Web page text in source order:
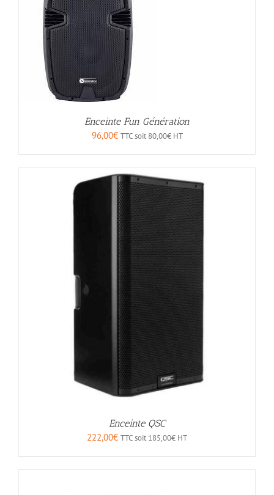
Enceinte Fun Génération
96,00€ TTC soit 80,00€HT
Enceinte QSC
222,00€ TTC soit 185,00€ HT